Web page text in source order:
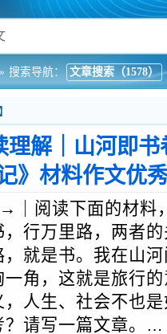
» 搜索导航： 文章搜索（1578）
理解｜山河即
》材料作文优
｜阅读下面的材料
，行万里路，两者
，就是书。我在山
一角，这就是旅行
，人生、社会不也
？请写一篇文章。